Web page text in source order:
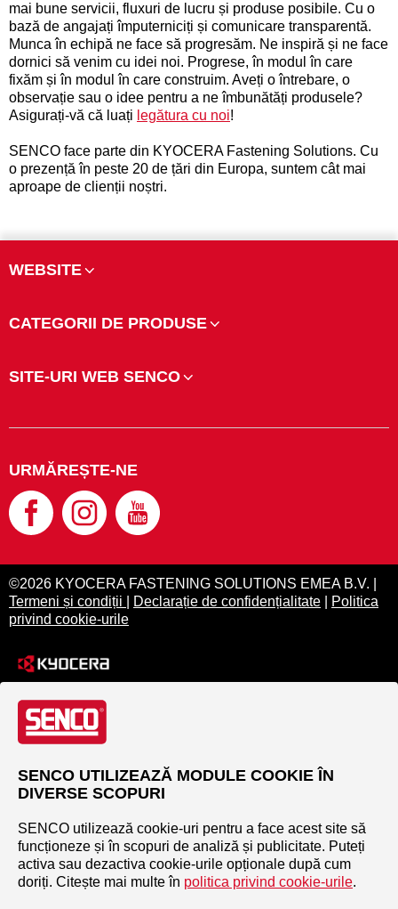
mai bune servicii, fluxuri de lucru și produse posibile. Cu o
bază de angajați împuterniciți și comunicare transparentă.
Munca în echipă ne face să progresăm. Ne inspiră și ne face
dornici să venim cu idei noi. Progrese, în modul în care
fixăm și în modul în care construim. Aveți o întrebare, o
observație sau o idee pentru a ne îmbunătăți produsele?
Asigurați-vă că luați legătura cu noi!
SENCO face parte din KYOCERA Fastening Solutions. Cu
o prezență în peste 20 de țări din Europa, suntem cât mai
aproape de clienții noștri.
WEBSITE
CATEGORII DE PRODUSE
SITE-URI WEB SENCO
URMĂREȘTE-NE
©2026 KYOCERA FASTENING SOLUTIONS EMEA B.V. |
Termeni și condiții
Declarație de confidențialitate
Politica
privind cookie-urile
SENCO UTILIZEAZĂ MODULE COOKIE ÎN
DIVERSE SCOPURI
SENCO utilizează cookie-uri pentru a face acest site să
funcționeze și în scopuri de analiză și publicitate. Puteți
activa sau dezactiva cookie-urile opționale după cum
doriți. Citește mai multe în politica privind cookie-urile.